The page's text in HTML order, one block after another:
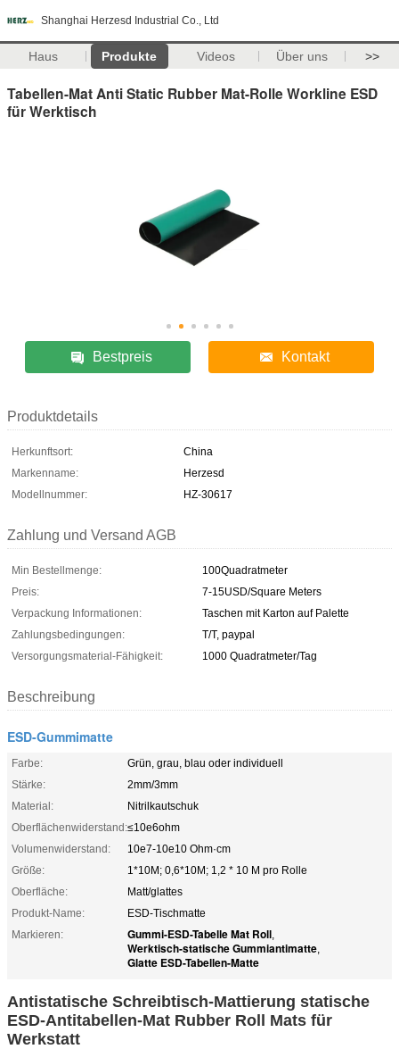
Shanghai Herzesd Industrial Co., Ltd
Haus Produkte Videos Über uns >>
Tabellen-Mat Anti Static Rubber Mat-Rolle Workline ESD
für Werktisch
Bestpreis Kontakt
Produktdetails
Herkunftsort:
China
Markenname:
Herzesd
Modellnummer:
HZ-30617
Zahlung und Versand AGB
Min Bestellmenge:
100Quadratmeter
Preis:
7-15USD/Square Meters
Verpackung Informationen:
Taschen mit Karton auf Palette
Zahlungsbedingungen:
T/T, paypal
Versorgungsmaterial-Fähigkeit:
1000 Quadratmeter/Tag
Beschreibung
ESD-Gummimatte
Farbe:
Grün, grau, blau oder individuell
Stärke:
2mm/3mm
Material:
Nitrilkautschuk
Oberflächenwiderstand:≤10e6ohm
Volumenwiderstand:
10e7-10e10 Ohm·cm
Größe:
1*10M; 0,6*10M; 1,2 * 10 M pro Rolle
Oberfläche:
Matt/glattes
Produkt-Name:
ESD-Tischmatte
Markieren:
Gummi-ESD-Tabelle Mat Roll,
Werktisch-statische Gummiantimatte,
Glatte ESD-Tabellen-Matte
Antistatische Schreibtisch-Mattierung statische
ESD-Antitabellen-Mat Rubber Roll Mats für
Werkstatt